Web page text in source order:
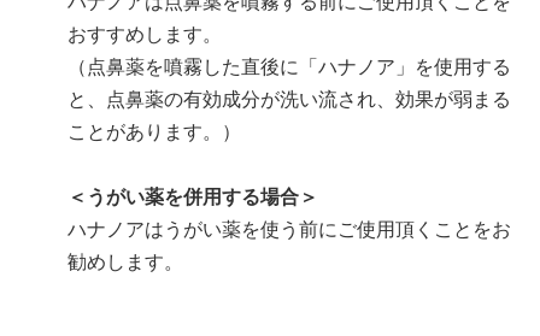
おすすめします。
（点鼻薬を噴霧した直後に「ハナノア」を使用する
と、点鼻薬の有効成分が洗い流され、効果が弱まる
ことがあります。）
＜うがい薬を併用する場合＞
ハナノアはうがい薬を使う前にご使用頂くことをお
勧めします。